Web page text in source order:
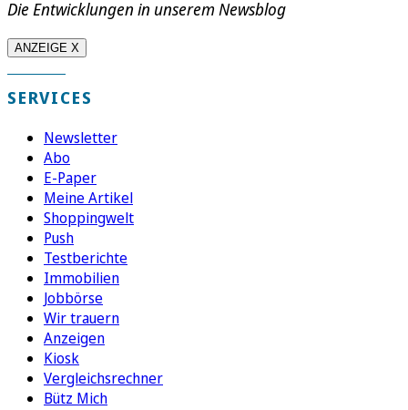
Die Entwicklungen in unserem Newsblog
ANZEIGE X
SERVICES
Newsletter
Abo
E-Paper
Meine Artikel
Shoppingwelt
Push
Testberichte
Immobilien
Jobbörse
Wir trauern
Anzeigen
Kiosk
Vergleichsrechner
Bütz Mich